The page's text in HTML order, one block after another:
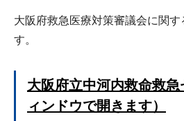
大阪府救急医療対策審議会に関す
す。
大阪府立中河内救命救
ィンドウで開きます）